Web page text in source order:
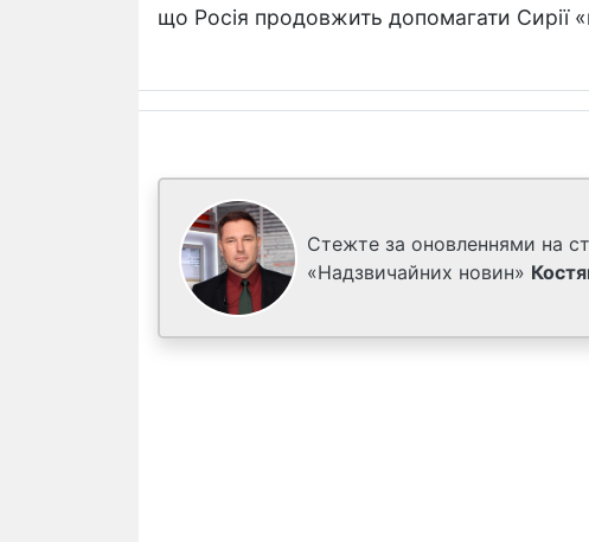
що Росія продовжить допомагати Сирії
Стежте за оновленнями на
«Надзвичайних новин»